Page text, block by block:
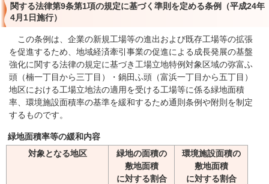
関する法律第9条第1項の規定に基づく準則を定める条例（平成24年
4月1日施行）
この条例は、企業の新規工場等の進出および既存工場等の拡張
を促進するため、地域経済牽引事業の促進による成長発展の基盤
強化に関する法律の規定に基づき工場立地特例対象区域の弥富ふ
頭（楠一丁目から三丁目）・鍋田ふ頭（富浜一丁目から五丁目）
地区における工場立地法の適用を受ける工場等に係る緑地面積
率、環境施設面積率の基準を緩和するため通則条例や附則を制定
するものです。
緑地面積率等の緩和内容
対象となる地区
緑地の面積の
敷地面積
に対する割合
環境施設面積の
敷地面積
に対する割合